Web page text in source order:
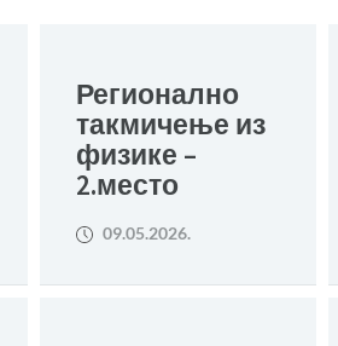
Регионално
такмичење из
физике –
2.место
09.05.2026.